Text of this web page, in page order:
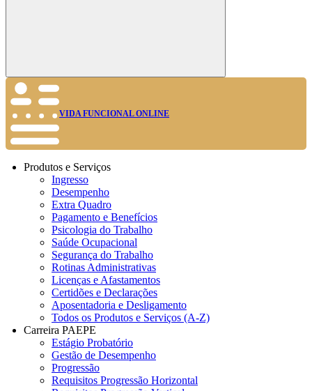
Buscar
VIDA FUNCIONAL ONLINE
Produtos e Serviços
Ingresso
Desempenho
Extra Quadro
Pagamento e Benefícios
Psicologia do Trabalho
Saúde Ocupacional
Segurança do Trabalho
Rotinas Administrativas
Licenças e Afastamentos
Certidões e Declarações
Aposentadoria e Desligamento
Todos os Produtos e Serviços (A-Z)
Carreira PAEPE
Estágio Probatório
Gestão de Desempenho
Progressão
Requisitos Progressão Horizontal